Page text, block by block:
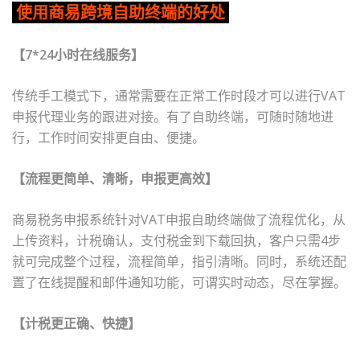
使用商易跨境自助终端的好处
【7*24小时在线服务】
传统手工模式下，通常需要在正常工作时段才可以进行VAT
申报代理业务的跟进对接。有了自助终端，可随时随地进
行，工作时间安排更自由、便捷。
【流程更简单、清晰，申报更高效】
商易税务申报系统针对VAT申报自助终端做了流程优化，从
上传资料，计税确认，支付税金到下载回执，客户只需4步
就可完成整个过程，流程简单，指引清晰。同时，系统还配
置了在线提醒和邮件通知功能，可谓实时动态，尽在掌握。
【计税更正确、快捷】